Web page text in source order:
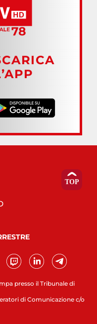
presso il Tribunale di
di Comunicazione c/o